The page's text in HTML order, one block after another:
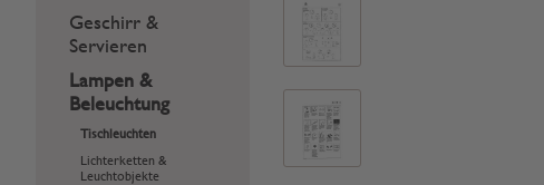
Geschirr &
Servieren
Lampen &
Beleuchtung
Tischleuchten
Lichterketten &
Leuchtobjekte